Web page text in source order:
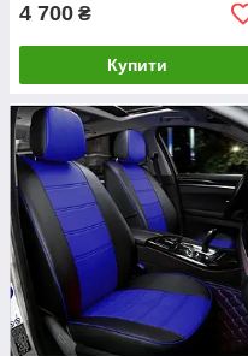
4 700 ₴
Купити